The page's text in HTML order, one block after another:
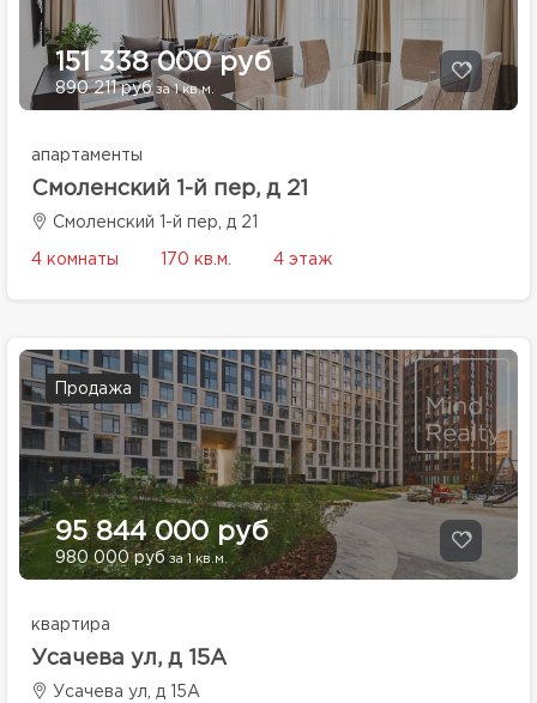
151 338 000 руб
890 211 рубза 1 кв.м.
апартаменты
Смоленский 1-й пер, д 21
Смоленский 1-й пер, д 21
4 комнаты 170 кв.м. 4 этаж
Продажа
95 844 000 руб
980 000 руб за 1 кв.м.
квартира
Усачева ул, д 15А
Усачева ул, д 15А